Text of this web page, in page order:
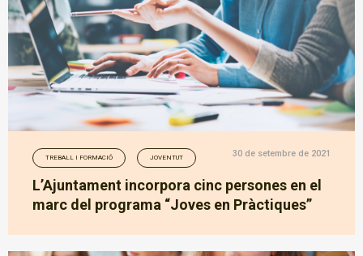
TREBALL I FORMACIÓ JOVENTUT 30 de setembre de 2021
L’Ajuntament incorpora cinc persones en el
marc del programa “Joves en Pràctiques”